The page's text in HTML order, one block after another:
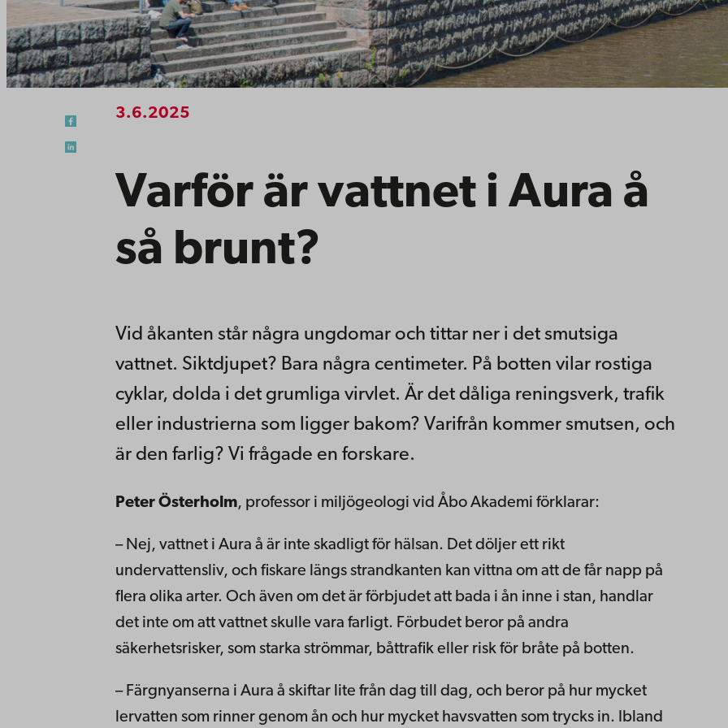
3.6.2025
Varför är vattnet i Aura å
så brunt?
Vid åkanten står några ungdomar och tittar ner i det smutsiga
vattnet. Siktdjupet? Bara några centimeter. På botten vilar rostiga
cyklar, dolda i det grumliga virvlet. Är det dåliga reningsverk, trafik
eller industrierna som ligger bakom? Varifrån kommer smutsen, och
är den farlig? Vi frågade en forskare.
Peter Österholm, professor i miljögeologi vid Åbo Akademi förklarar:
– Nej, vattnet i Aura å är inte skadligt för hälsan. Det döljer ett rikt
undervattensliv, och fiskare längs strandkanten kan vittna om att de får napp på
flera olika arter. Och även om det är förbjudet att bada i ån inne i stan, handlar
det inte om att vattnet skulle vara farligt. Förbudet beror på andra
säkerhetsrisker, som starka strömmar, båttrafik eller risk för bråte på botten.
– Färgnyanserna i Aura å skiftar lite från dag till dag, och beror på hur mycket
lervatten som rinner genom ån och hur mycket havsvatten som trycks in. Ibland